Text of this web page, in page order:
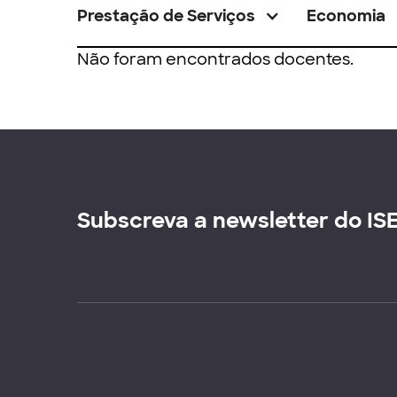
Prestação de Serviços Economia
Não foram encontrados docentes.
Subscreva a newsletter do